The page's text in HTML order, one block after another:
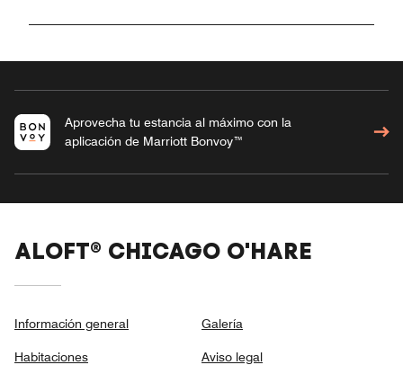
Aprovecha tu estancia al máximo con la
aplicación de Marriott Bonvoy™
ALOFT® CHICAGO O'HARE
Información general
Habitaciones
Galería
Aviso legal